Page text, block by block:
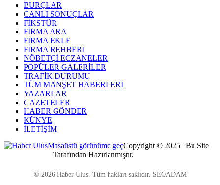
BURÇLAR
CANLI SONUÇLAR
FİKSTÜR
FİRMA ARA
FİRMA EKLE
FİRMA REHBERİ
NÖBETÇİ ECZANELER
POPÜLER GALERİLER
TRAFİK DURUMU
TÜM MANŞET HABERLERİ
YAZARLAR
GAZETELER
HABER GÖNDER
KÜNYE
İLETİŞİM
Masaüstü görünüme geçCopyright © 2025 | Bu Site
Tarafından Hazırlanmıştır.
© 2026 Haber Ulus. Tüm hakları saklıdır. SEOADAM